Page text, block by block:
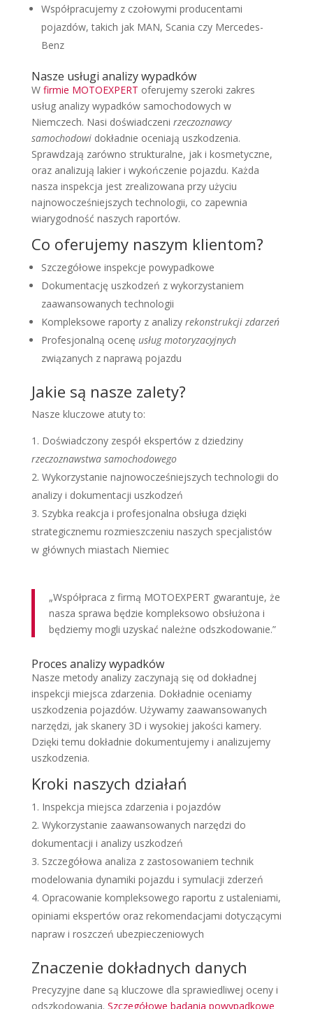
Współpracujemy z czołowymi producentami
pojazdów, takich jak MAN, Scania czy Mercedes-
Benz
Nasze usługi analizy wypadków
W firmie MOTOEXPERT oferujemy szeroki zakres
usług analizy wypadków samochodowych w
Niemczech. Nasi doświadczeni rzeczoznawcy
samochodowidokładnie oceniają uszkodzenia.
Sprawdzają zarówno strukturalne, jak i kosmetyczne,
oraz analizują lakier i wykończenie pojazdu. Każda
nasza inspekcja jest zrealizowana przy użyciu
najnowocześniejszych technologii, co zapewnia
wiarygodność naszych raportów.
Co oferujemy naszym klientom?
Szczegółowe inspekcje powypadkowe
Dokumentację uszkodzeń z wykorzystaniem
zaawansowanych technologii
Kompleksowe raporty z analizy rekonstrukcji zdarzeń
Profesjonalną ocenę usług motoryzacyjnych
związanych z naprawą pojazdu
Jakie są nasze zalety?
Nasze kluczowe atuty to:
Doświadczony zespół ekspertów z dziedziny
rzeczoznawstwa samochodowego
Wykorzystanie najnowocześniejszych technologii do
analizy i dokumentacji uszkodzeń
Szybka reakcja i profesjonalna obsługa dzięki
strategicznemu rozmieszczeniu naszych specjalistów
w głównych miastach Niemiec
„Współpraca z firmą MOTOEXPERT gwarantuje, że
nasza sprawa będzie kompleksowo obsłużona i
będziemy mogli uzyskać należne odszkodowanie.”
Proces analizy wypadków
Nasze metody analizy zaczynają się od dokładnej
inspekcji miejsca zdarzenia. Dokładnie oceniamy
uszkodzenia pojazdów. Używamy zaawansowanych
narzędzi, jak skanery 3D i wysokiej jakości kamery.
Dzięki temu dokładnie dokumentujemy i analizujemy
uszkodzenia.
Kroki naszych działań
Inspekcja miejsca zdarzenia i pojazdów
Wykorzystanie zaawansowanych narzędzi do
dokumentacji i analizy uszkodzeń
Szczegółowa analiza z zastosowaniem technik
modelowania dynamiki pojazdu i symulacji zderzeń
Opracowanie kompleksowego raportu z ustaleniami,
opiniami ekspertów oraz rekomendacjami dotyczącymi
napraw i roszczeń ubezpieczeniowych
Znaczenie dokładnych danych
Precyzyjne dane są kluczowe dla sprawiedliwej oceny i
odszkodowania. Szczegółowe badania powypadkowe